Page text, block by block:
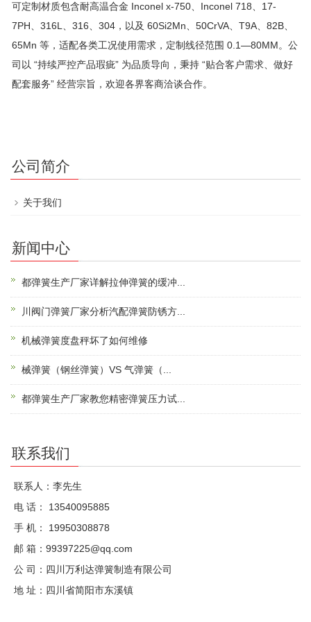
可定制材质包含耐高温合金 Inconel x-750、Inconel 718、17-
7PH、316L、316、304，以及 60Si2Mn、50CrVA、T9A、82B、
65Mn 等，适配各类工况使用需求，定制线径范围 0.1—80MM。公
司以 “持续严控产品瑕疵” 为品质导向，秉持 “贴合客户需求、做好
配套服务” 经营宗旨，欢迎各界客商洽谈合作。
公司简介
关于我们
新闻中心
都弹簧生产厂家详解拉伸弹簧的缓冲...
川阀门弹簧厂家分析汽配弹簧防锈方...
机械弹簧度盘秤坏了如何维修
械弹簧（钢丝弹簧）VS 气弹簧（...
都弹簧生产厂家教您精密弹簧压力试...
联系我们
联系人：李先生
电 话： 13540095885
手 机： 19950308878
邮 箱：99397225@qq.com
公 司：四川万利达弹簧制造有限公司
地 址：四川省简阳市东溪镇